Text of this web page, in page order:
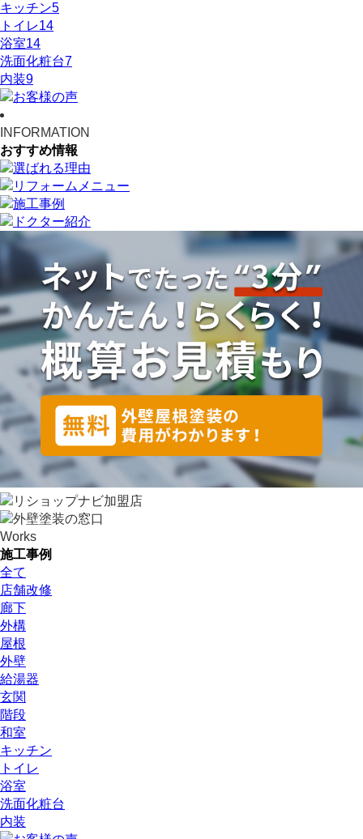
キッチン5
トイレ14
浴室14
洗面化粧台7
内装9
INFORMATION
おすすめ情報
Works
施工事例
全て
店舗改修
廊下
外構
屋根
外壁
給湯器
玄関
階段
和室
キッチン
トイレ
浴室
洗面化粧台
内装